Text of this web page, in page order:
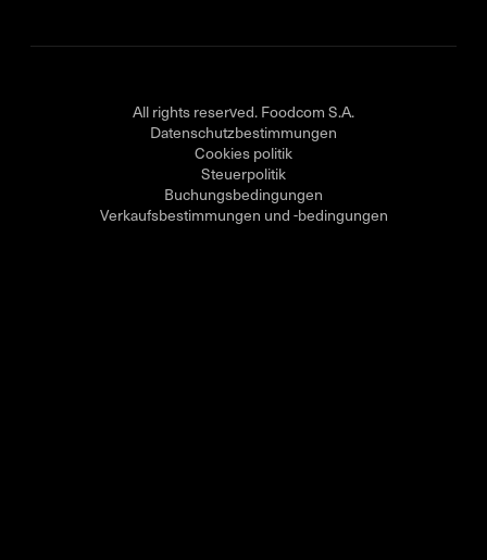
All rights reserved. Foodcom S.A.
Datenschutzbestimmungen
Cookies politik
Steuerpolitik
Buchungsbedingungen
Verkaufsbestimmungen und -bedingungen